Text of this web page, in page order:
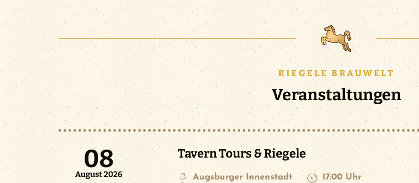
RIEGELE BRAUWELT
Veranstaltungen
08
August 2026
Tavern Tours & Riegele
Augsburger Innenstadt 17:00 Uhr